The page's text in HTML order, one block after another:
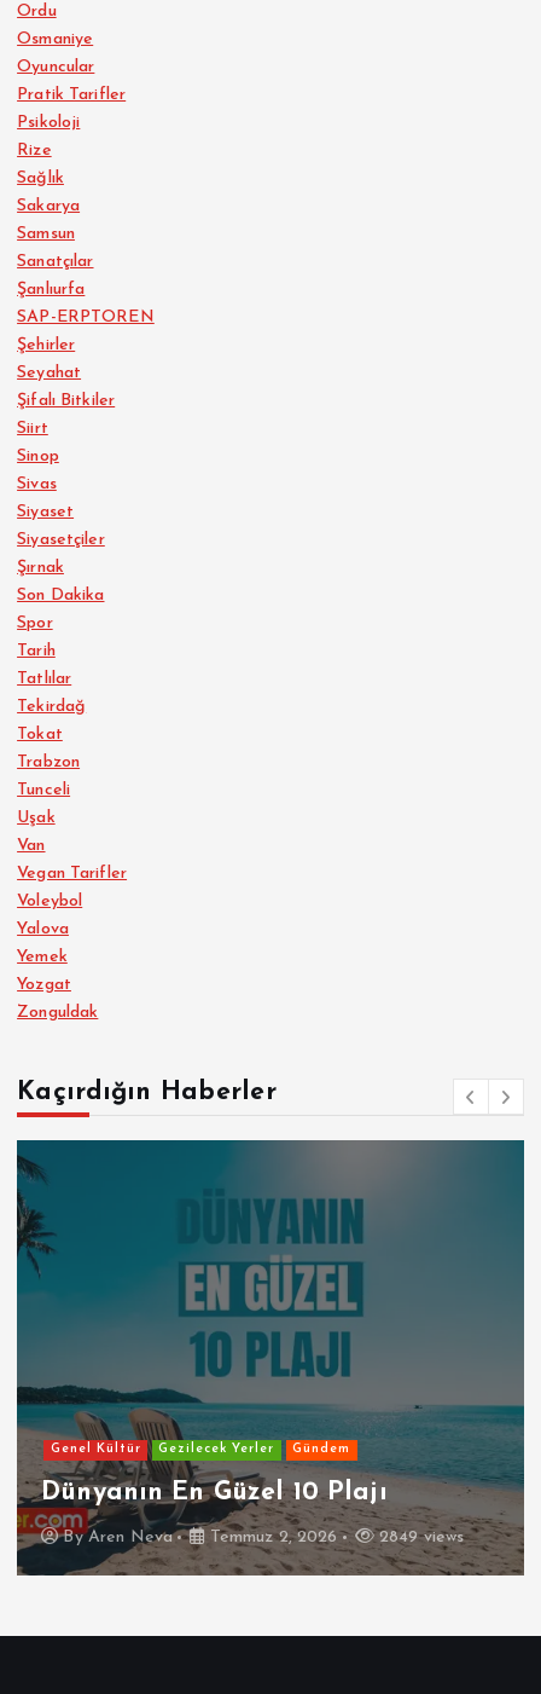
Ordu
Osmaniye
Oyuncular
Pratik Tarifler
Psikoloji
Rize
Sağlık
Sakarya
Samsun
Sanatçılar
Şanlıurfa
SAP-ERPTOREN
Şehirler
Seyahat
Şifalı Bitkiler
Siirt
Sinop
Sivas
Siyaset
Siyasetçiler
Şırnak
Son Dakika
Spor
Tarih
Tatlılar
Tekirdağ
Tokat
Trabzon
Tunceli
Uşak
Van
Vegan Tarifler
Voleybol
Yalova
Yemek
Yozgat
Zonguldak
Kaçırdığın Haberler
Genel Kültür Gezilecek Yerler Gündem
Dünyanın En Güzel 10 Plajı
ByAren Neva Temmuz 2, 2026 2849 views